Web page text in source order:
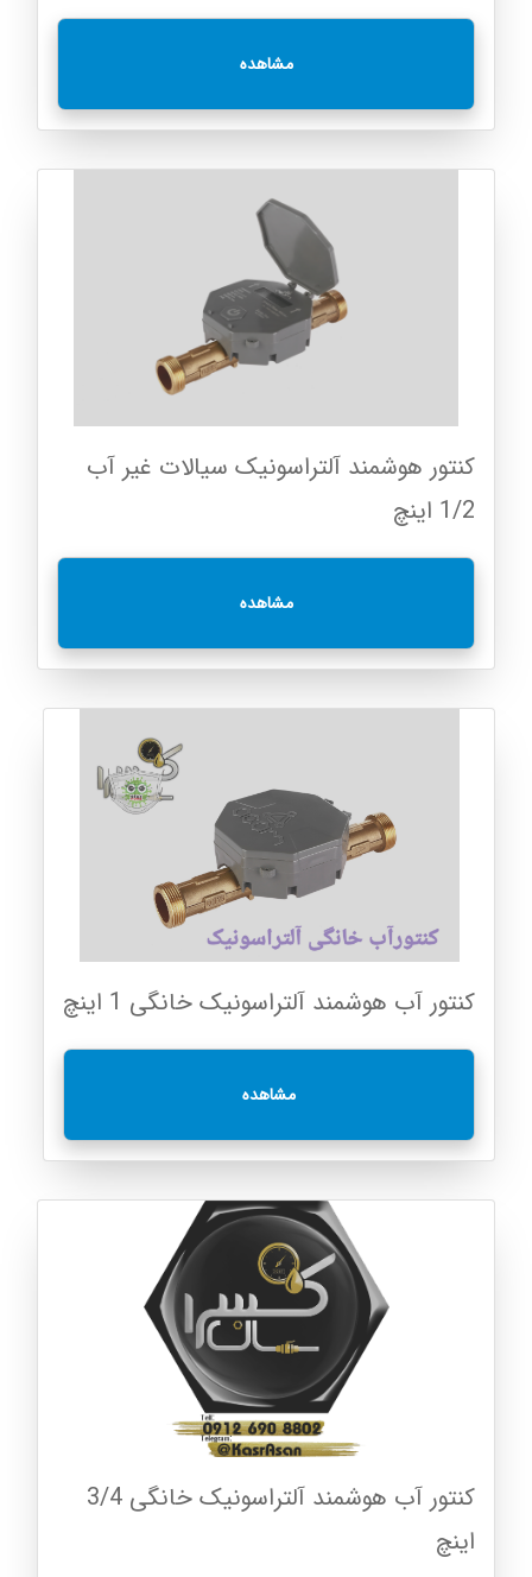
مشاهده
کنتور هوشمند آلتراسونیک سیالات غیر آب
1/2 اینچ
مشاهده
کنتور آب هوشمند آلتراسونیک خانگی 1 اینچ
مشاهده
کنتور آب هوشمند آلتراسونیک خانگی 3/4
اینچ